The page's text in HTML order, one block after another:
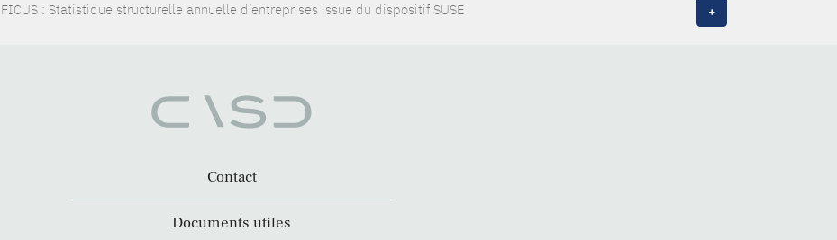
FICUS : Statistique structurelle annuelle d’entreprises issue du dispositif SUSE
+
Contact
Documents utiles